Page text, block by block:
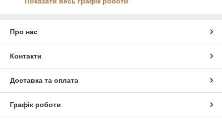
Про нас
Контакти
Доставка та оплата
Графік роботи